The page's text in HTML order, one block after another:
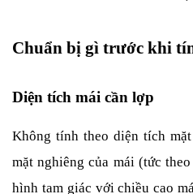
Chuẩn bị gì trước khi
Diện tích mái cần lợp
Không tính theo diện tích
mặt nghiêng của mái (tức
hình tam giác với chiều cao